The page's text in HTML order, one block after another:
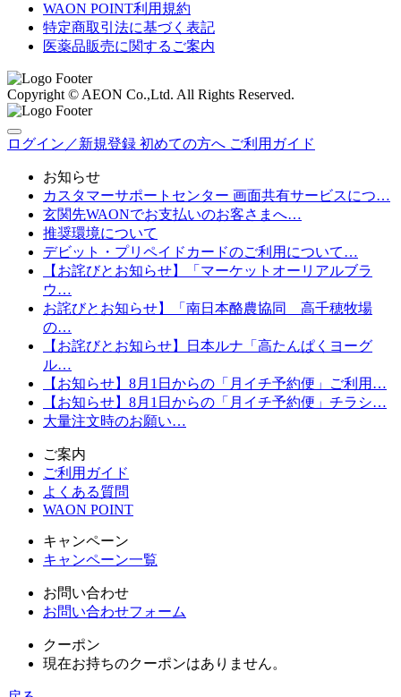
WAON POINT利用規約
特定商取引法に基づく表記
医薬品販売に関するご案内
Copyright © AEON Co.,Ltd. All Rights Reserved.
ログイン／新規登録 初めての方へ ご利用ガイド
お知らせ
カスタマーサポートセンター 画面共有サービスにつ…
玄関先WAONでお支払いのお客さまへ…
推奨環境について
デビット・プリペイドカードのご利用について…
【お詫びとお知らせ】「マーケットオーリアルブラ
ウ…
お詫びとお知らせ】「南日本酪農協同 高千穂牧場
の…
【お詫びとお知らせ】日本ルナ「高たんぱくヨーグ
ル…
【お知らせ】8月1日からの「月イチ予約便」ご利用…
【お知らせ】8月1日からの「月イチ予約便」チラシ…
大量注文時のお願い…
ご案内
ご利用ガイド
よくある質問
WAON POINT
キャンペーン
キャンペーン一覧
お問い合わせ
お問い合わせフォーム
クーポン
現在お持ちのクーポンはありません。